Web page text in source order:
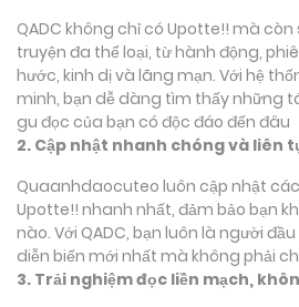
QADC không chỉ có Upotte!! mà
truyện đa thể loại, từ hành động,
hước, kinh dị và lãng mạn. Với hệ
minh, bạn dễ dàng tìm thấy những
gu đọc của bạn có độc đáo đến đâu
2. Cập nhật nhanh chóng và liên
Quaanhdaocuteo luôn cập nhật
Upotte!! nhanh nhất, đảm bảo bạn
nào. Với QADC, bạn luôn là người
diễn biến mới nhất mà không phải
3. Trải nghiệm đọc liền mạch,